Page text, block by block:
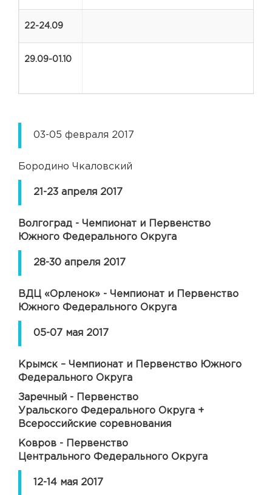
22-24.09
29.09-01.10
03-05 февраля 2017
Бородино Чкаловский
21-23 апреля 2017
Волгоград - Чемпионат и Первенство
Южного Федерального Округа
28-30 апреля 2017
ВДЦ «Орленок» - Чемпионат и Первенство
Южного Федерального Округа
05-07 мая 2017
Крымск – Чемпионат и Первенство Южного
Федерального Округа
Заречный - Первенство
Уральского Федерального Округа +
Всероссийские соревнования
Ковров - Первенство
Центрального Федерального Округа
12-14 мая 2017